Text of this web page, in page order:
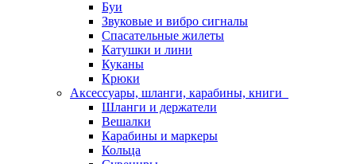
Буи
Звуковые и вибро сигналы
Спасательные жилеты
Катушки и лини
Куканы
Крюки
Аксессуары, шланги, карабины, книги
Шланги и держатели
Вешалки
Карабины и маркеры
Кольца